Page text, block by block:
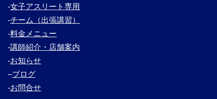
‐女子アスリート専用
‐チーム（出張講習）
‐料金メニュー
‐講師紹介・ 店舗案内
‐お知らせ
–ブログ
‐お問合せ